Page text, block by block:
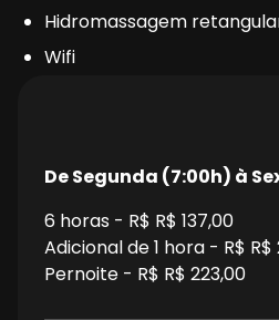
Hidromassagem
Wifi
De Segunda (7:00h) à
6 horas - R$ R$ 137,00
Adicional de 1 hora - R$ R$
Pernoite - R$ R$ 223,00